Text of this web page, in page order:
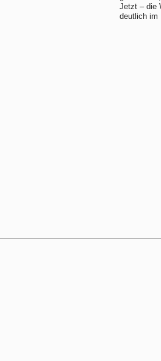
Jetzt – die
deutlich im